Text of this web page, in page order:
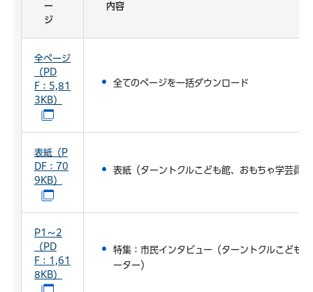
ー
ジ
内容
全ページ
（PD
F：5,81
3KB）
全てのページを一括ダウンロード
表紙（P
DF：70
9KB）
表紙（ターントクルこども館、おもちゃ学芸員
P1～2
（PD
F：1,61
8KB）
特集：市民インタビュー（ターントクルこども
ーター）